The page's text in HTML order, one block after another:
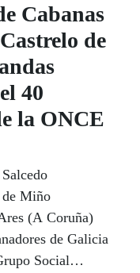
Cabanas
de
40
la ONCE
de Miño
(A Coruña)
de Galicia
Social